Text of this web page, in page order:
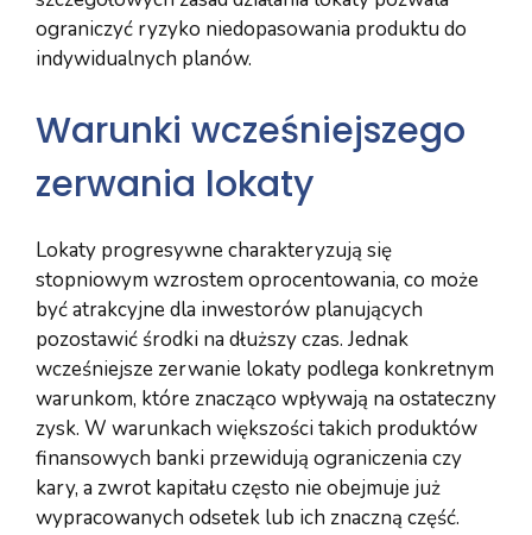
ograniczyć ryzyko niedopasowania produktu do
indywidualnych planów.
Warunki wcześniejszego
zerwania lokaty
Lokaty progresywne charakteryzują się
stopniowym wzrostem oprocentowania, co może
być atrakcyjne dla inwestorów planujących
pozostawić środki na dłuższy czas. Jednak
wcześniejsze zerwanie lokaty podlega konkretnym
warunkom, które znacząco wpływają na ostateczny
zysk. W warunkach większości takich produktów
finansowych banki przewidują ograniczenia czy
kary, a zwrot kapitału często nie obejmuje już
wypracowanych odsetek lub ich znaczną część.